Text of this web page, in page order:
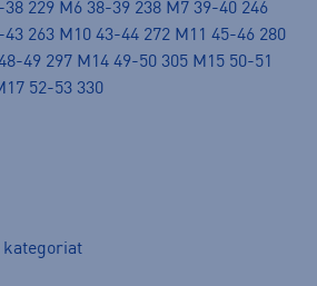
229 M6 38-39 238 M7 39-40 246
263 M10 43-44 272 M11 45-46 280
49 297 M14 49-50 305 M15 50-51
52-53 330
kategoriat